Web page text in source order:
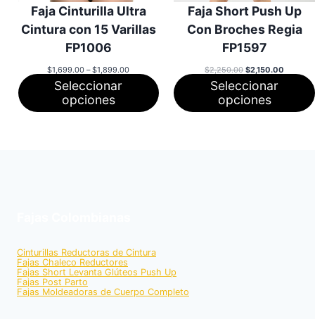
Faja Cinturilla Ultra
Cintura con 15 Varillas
FP1006
$1,699.00 – $1,899.00Rango
de
precios:
$1,699.00
hasta
Seleccionar
opciones
Faja Short Push Up
Con Broches Regia
FP1597
$2,250.00 El
precio
original
era:
$2,250.00.
$2,150.00
precio
Seleccionar
opciones
Cinturillas Reductoras de Cintura
Fajas Chaleco Reductores
Fajas Short Levanta Glúteos Push Up
Fajas Post Parto
Fajas Moldeadoras de Cuerpo Completo